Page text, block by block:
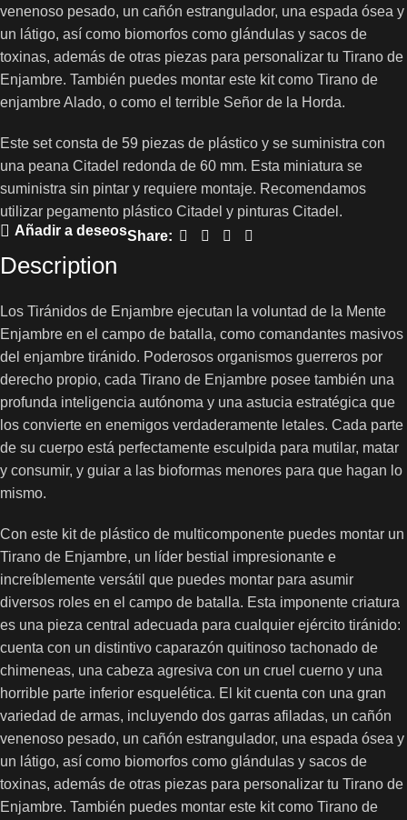
venenoso pesado, un cañón estrangulador, una espada ósea y
un látigo, así como biomorfos como glándulas y sacos de
toxinas, además de otras piezas para personalizar tu Tirano de
Enjambre. También puedes montar este kit como Tirano de
enjambre Alado, o como el terrible Señor de la Horda.
Este set consta de 59 piezas de plástico y se suministra con
una peana Citadel redonda de 60 mm. Esta miniatura se
suministra sin pintar y requiere montaje. Recomendamos
utilizar pegamento plástico Citadel y pinturas Citadel.
Añadir a deseosShare:
Description
Los Tiránidos de Enjambre ejecutan la voluntad de la Mente
Enjambre en el campo de batalla, como comandantes masivos
del enjambre tiránido. Poderosos organismos guerreros por
derecho propio, cada Tirano de Enjambre posee también una
profunda inteligencia autónoma y una astucia estratégica que
los convierte en enemigos verdaderamente letales. Cada parte
de su cuerpo está perfectamente esculpida para mutilar, matar
y consumir, y guiar a las bioformas menores para que hagan lo
mismo.
Con este kit de plástico de multicomponente puedes montar un
Tirano de Enjambre, un líder bestial impresionante e
increíblemente versátil que puedes montar para asumir
diversos roles en el campo de batalla. Esta imponente criatura
es una pieza central adecuada para cualquier ejército tiránido:
cuenta con un distintivo caparazón quitinoso tachonado de
chimeneas, una cabeza agresiva con un cruel cuerno y una
horrible parte inferior esquelética. El kit cuenta con una gran
variedad de armas, incluyendo dos garras afiladas, un cañón
venenoso pesado, un cañón estrangulador, una espada ósea y
un látigo, así como biomorfos como glándulas y sacos de
toxinas, además de otras piezas para personalizar tu Tirano de
Enjambre. También puedes montar este kit como Tirano de